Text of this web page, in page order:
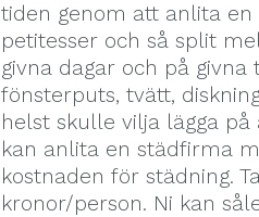
tiden genom att anlita
petitesser och så split
givna dagar och på
fönsterputs, tvätt,
helst skulle vilja lägga
kan anlita en städfirma
kostnaden för städning.
kronor/person. Ni kan